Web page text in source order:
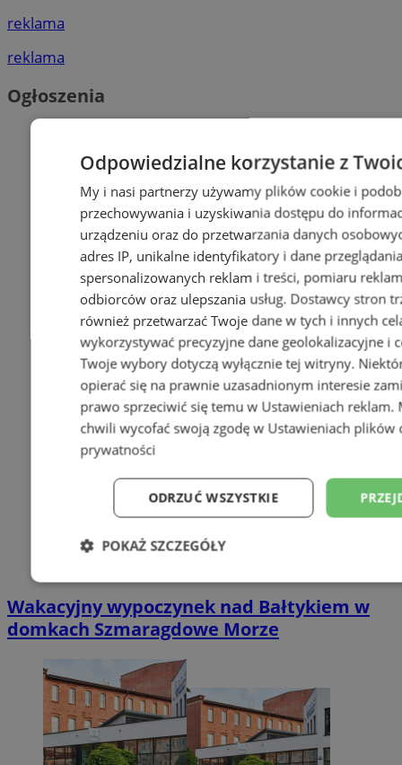
reklama
reklama
Ogłoszenia
Wakacyjny wypoczynek nad Bałtykiem w
domkach Szmaragdowe Morze
Odpowiedzialne korzystanie z
My i nasi partnerzy używamy plików cookie i
przechowywania i uzyskiwania dostępu do
urządzeniu oraz do przetwarzania danych
adres IP, unikalne identyfikatory i dane
spersonalizowanych reklam i treści, pomiaru
odbiorców oraz ulepszania usług. Dostawcy stron
również przetwarzać Twoje dane w tych i innych
wykorzystywać precyzyjne dane geolokalizacyjne i
Twoje wybory dotyczą wyłącznie tej witryny.
opierać się na prawnie uzasadnionym interesie
prawo sprzeciwić się temu w Ustawieniach reklam.
chwili wycofać swoją zgodę w Ustawieniach plików
prywatności
ODRZUĆ WSZYSTKIE
POKAŻ SZCZEGÓŁY
Niezbędne Wydajność